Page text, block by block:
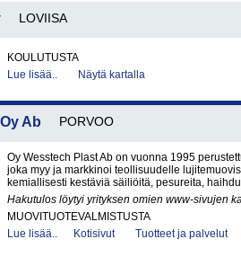
LOVIISA
KOULUTUSTA
Lue lisää..
Näytä kartalla
Ab PORVOO
Oy Wesstech Plast Ab on vuonna 1995
joka myy ja markkinoi teollisuudelle
kemiallisesti kestäviä säiliöitä, pesureita,
Hakutulos löytyi yrityksen omien www-sivujen
MUOVITUOTEVALMISTUSTA
Lue lisää..
Kotisivut Tuotteet ja palvelut